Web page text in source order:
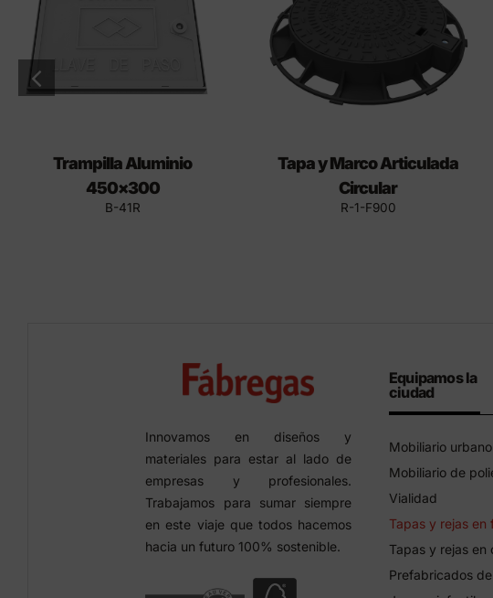
Trampilla Aluminio
450×300
B-41R
Tapa y Marco Articulada
Circular
R-1-F900
Innovamos en diseños y
materiales para estar al lado de
empresas y profesionales.
Trabajamos para sumar siempre
en este viaje que todos hacemos
hacia un futuro 100% sostenible.
Equipamos la
ciudad
Mobiliario urbano
Mobiliario de
Vialidad
Tapas y rejas en
Tapas y rejas en
Prefabricados